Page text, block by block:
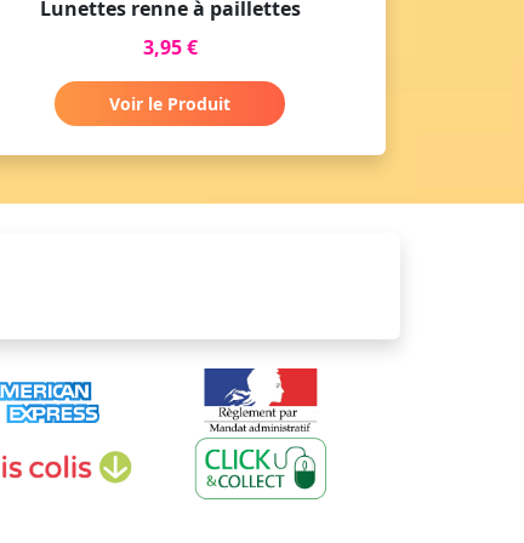
Lunettes renne à paillettes
3,95 €
Voir le Produit